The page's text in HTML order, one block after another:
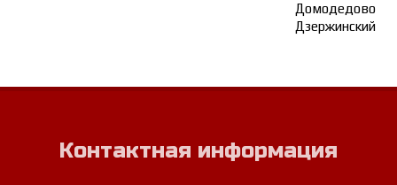
Домодедово
Дзержинский
Контактная информация